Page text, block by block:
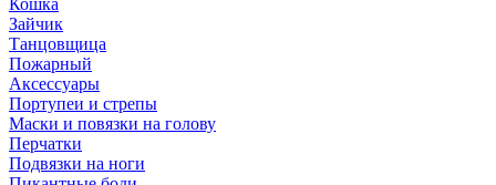
Зайчик
Танцовщица
Пожарный
Аксессуары
Портупеи и стрепы
Маски и повязки на голову
Перчатки
Подвязки на ноги